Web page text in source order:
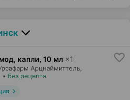
капли, 10 мл ×1
Арцнаймиттель,
• без рецепта